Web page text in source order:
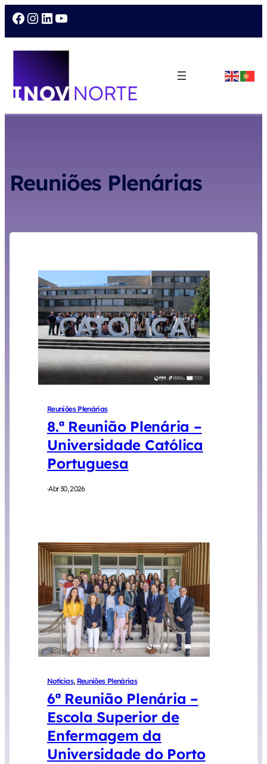
Facebook Instagram LinkedIn YouTube
Reuniões Plenárias
Reuniões Plenárias
8.ª Reunião Plenária –
Universidade Católica
Portuguesa
·Abr 30, 2026
Notícias, Reuniões Plenárias
6ª Reunião Plenária –
Escola Superior de
Enfermagem da
Universidade do Porto